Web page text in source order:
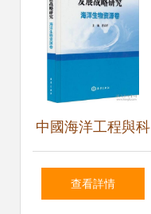
中國海洋工程與科
技發展戰略研究
查看詳情